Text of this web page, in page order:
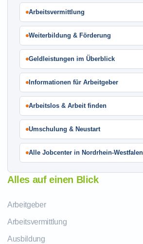
Arbeitsvermittlung
Weiterbildung & Förderung
Geldleistungen im Überblick
Informationen für Arbeitgeber
Arbeitslos & Arbeit finden
Umschulung & Neustart
Alle Jobcenter in Nordrhein-Westfalen
Alles auf einen Blick
Arbeitgeber
Arbeitsvermittlung
Ausbildung